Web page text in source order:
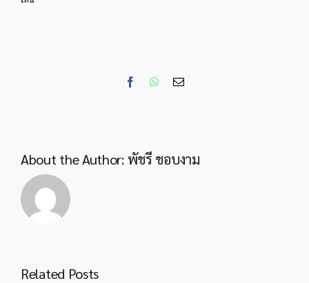
FacebookWhatsApp
Email
About the Author: พัชรี ชอบงาม
Related Posts